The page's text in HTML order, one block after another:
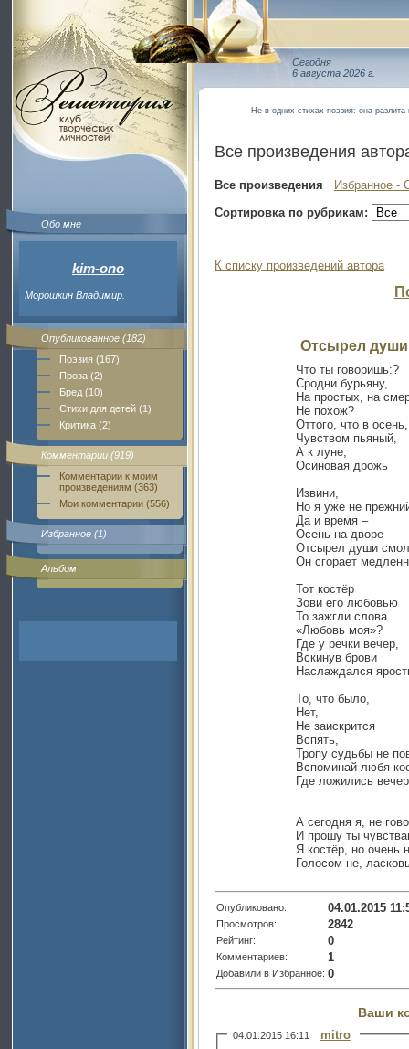
Обо мне
kim-ono
Морошкин Владимир.
Опубликованное (182)
Поэзия (167)
Проза (2)
Бред (10)
Стихи для детей (1)
Критика (2)
Комментарии (919)
Комментарии к моим
произведениям (363)
Мои комментарии (556)
Избранное (1)
Альбом
Сегодня
6 августа 2026 г.
Не в одних стихах поэзия: она разлита
Все произведения
Все произведения
Избранное -
Сортировка по рубрикам:
К списку произведений автора
Отсырел
Что ты говоришь:?
Сродни бурьяну,
На простых, на
Не похож?
Оттого, что в осень,
Чувством пьяный,
А к луне,
Осиновая дрожь
Извини,
Но я уже не
Да и время –
Осень на дворе
Отсырел души
Он сгорает
Тот костёр
Зови его любовью
То зажгли слова
«Любовь моя»?
Где у речки вечер,
Вскинув брови
Наслаждался
То, что было,
Нет,
Не заискрится
Вспять,
Тропу судьбы не
Вспоминай любя
Где ложились
А сегодня я, не
И прошу ты
Я костёр, но очень
Голосом не,
Опубликовано: 04.01.2015
Просмотров: 2842
Рейтинг: 0
Комментариев: 1
Добавили в Избранное: 0
Ваши
04.01.2015 16:11
mitro